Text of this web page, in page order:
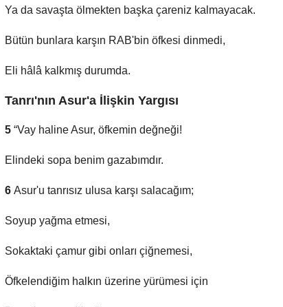
Ya da savaşta ölmekten başka çareniz kalmayacak.
Bütün bunlara karşın RAB'bin öfkesi dinmedi,
Eli hâlâ kalkmış durumda.
Tanrı'nın Asur'a İlişkin Yargısı
5 “Vay haline Asur, öfkemin değneği!
Elindeki sopa benim gazabımdır.
6 Asur'u tanrısız ulusa karşı salacağım;
Soyup yağma etmesi,
Sokaktaki çamur gibi onları çiğnemesi,
Öfkelendiğim halkın üzerine yürümesi için